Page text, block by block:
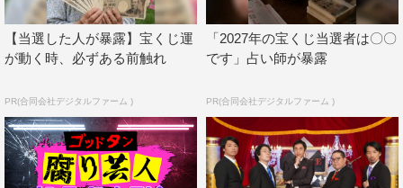
ーん、ちょっと響かないな～」とポツリ。
めげずに松丸が「じゃあ、例えば仕事でうまくいかなか
ると温かいご飯があって優しい言葉かけてくれる、とか
は？」と、さらに結婚すると良いことを挙げるも、徳井が
「自分の仕事のミスは自分で解決したいタイプだから
な…」と笑いつつ否定。徳井は「自分でも何で結婚しない
【当選した人が暴露】宝くじ運
が動く時、必ずある前触れ
PR(合同会社デジタルファーム )
「2027年の宝くじ当選者は〇〇
です」占い師が暴露
PR(合同会社デジタルファーム )